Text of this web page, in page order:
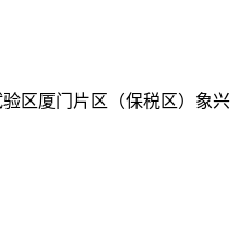
区厦门片区（保税区）象兴